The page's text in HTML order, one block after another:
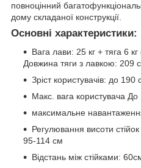
повноцінний
дому складаної конструкції.
Основні характеристики:
Вага лави: 25 кг + тяга 6
Довжина тяги з лавкою: 209
Зріст користувачів: до 190
Макс. вага користувача До
максимальне
Регулювання висоти
95-114 см
Відстань між стійками: